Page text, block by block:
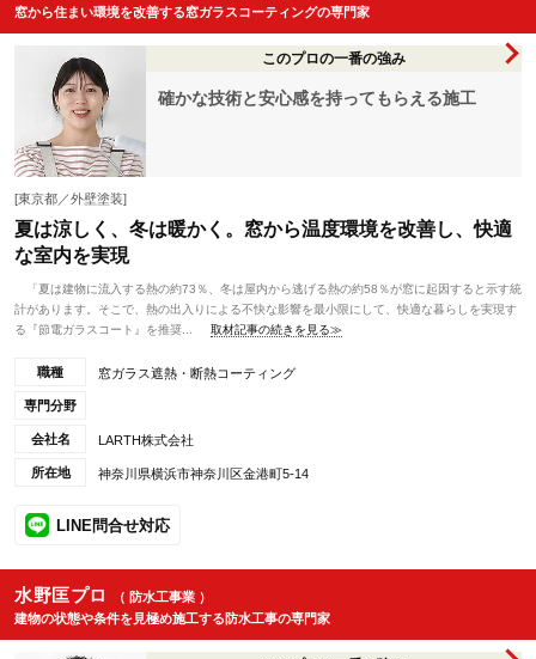
窓から住まい環境を改善する窓ガラスコーティングの専門家
このプロの一番の強み
確かな技術と安心感を持ってもらえる施工
[東京都／外壁塗装]
夏は涼しく、冬は暖かく。窓から温度環境を改善し、快適
な室内を実現
「夏は建物に流入する熱の約73％、冬は屋内から逃げる熱の約58％が窓に起因すると示す統
計があります。そこで、熱の出入りによる不快な影響を最小限にして、快適な暮らしを実現す
る『節電ガラスコート』を推奨...
取材記事の続きを見る≫
職種 窓ガラス遮熱・断熱コーティング
専門分野
会社名 LARTH株式会社
所在地 神奈川県横浜市神奈川区金港町5-14
LINE問合せ対応
水野匡プロ
（ 防水工事業 ）
建物の状態や条件を見極め施工する防水工事の専門家